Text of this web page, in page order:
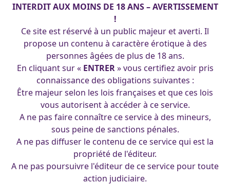
INTERDIT AUX MOINS DE 18 ANS – AVERTISSEMENT
!
Ce site est réservé à un public majeur et averti. Il
propose un contenu à caractère érotique à des
personnes âgées de plus de 18 ans.
En cliquant sur « ENTRER» vous certifiez avoir pris
connaissance des obligations suivantes :
Être majeur selon les lois françaises et que ces lois
vous autorisent à accéder à ce service.
A ne pas faire connaître ce service à des mineurs,
sous peine de sanctions pénales.
A ne pas diffuser le contenu de ce service qui est la
propriété de l'éditeur.
A ne pas poursuivre l'éditeur de ce service pour toute
action judiciaire.
(cc) 2025 Les Pin-Up's d'Arpa. Tous droits réservés.